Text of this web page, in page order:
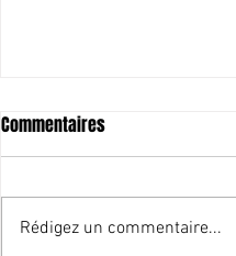
Commentaires
Rédigez un commentaire...